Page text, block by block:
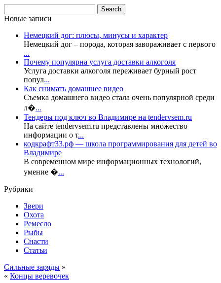
Новые записи
Немецкий дог: плюсы, минусы и характер
Немецкий дог – порода, которая завораживает с первого
...
Почему популярна услуга доставки алкоголя
Услуга доставки алкоголя переживает бурный рост
попул...
Как снимать домашнее видео
Съемка домашнего видео стала очень популярной среди
л�...
Тендеры под ключ во Владимире на tendervsem.ru
На сайте tendervsem.ru представлены множество
информации о т...
кодкрафт33.рф — школа программирования для детей во
Владимире
В современном мире информационных технологий,
умение �...
Рубрики
Звери
Охота
Ремесло
Рыбы
Снасти
Статьи
Сильные заряды »
« Концы веревочек